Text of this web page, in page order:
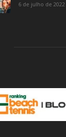
6 de julho de 2022